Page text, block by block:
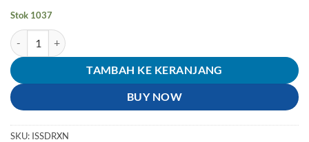
Stok 1037
Kuantitas Seal-Sil Shockbreaker-Shock-Sok Breaker Depan RX King
TAMBAH KE KERANJANG
BUY NOW
SKU: ISSDRXN